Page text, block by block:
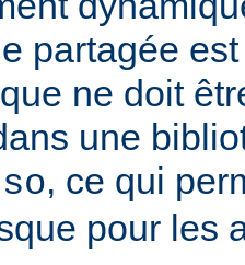
partagée
ne doit
une
, ce qui
pour les